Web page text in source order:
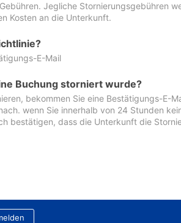
Jegliche Stornierungsgebühren
Kosten an die Unterkunft.
E-Mail
Buchung storniert wurde?
bekommen Sie eine Bestätigungs-E-
wenn Sie innerhalb von 24 Stunden
bestätigen, dass die Unterkunft die